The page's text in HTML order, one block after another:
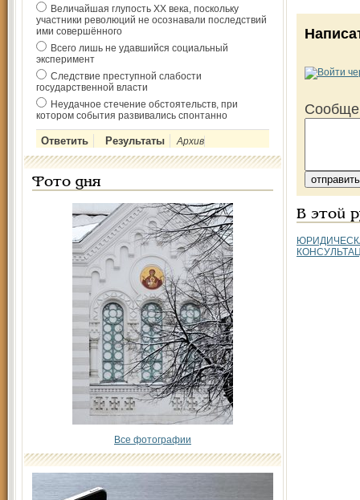
Величайшая глупость ХХ века, поскольку
участники революций не осознавали последствий
ими совершённого
Всего лишь не удавшийся социальный
эксперимент
Следствие преступной слабости
государственной власти
Неудачное стечение обстоятельств, при
котором события развивались спонтанно
Архив
Фото дня
Все фотографии
В этой